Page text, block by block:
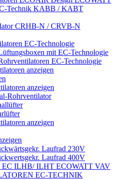
Technik KABB / KABT
CRHB-N / CRVB-N
EC-Technologie
mit EC-Technologie
EC-Technologie
anzeigen
anzeigen
Rohrventilator
anzeigen
Laufrad 230V
Laufrad 400V
EC ILHB/ ILHT ECOWATT VAV
EC-TECHNIK